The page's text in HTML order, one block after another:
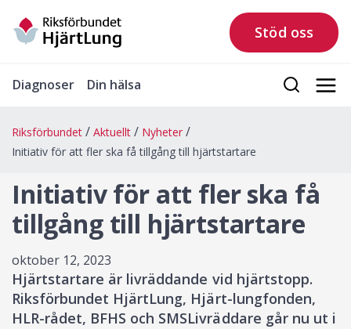
Stöd oss
Diagnoser Din hälsa
Riksförbundet Aktuellt
Nyheter
Initiativ för att fler ska få tillgång till hjärtstartare
Initiativ för att fler ska få
tillgång till hjärtstartare
oktober 12, 2023
Hjärtstartare är livräddande vid hjärtstopp.
Riksförbundet HjärtLung, Hjärt-lungfonden,
HLR-rådet, BFHS och SMSLivräddare går nu ut i